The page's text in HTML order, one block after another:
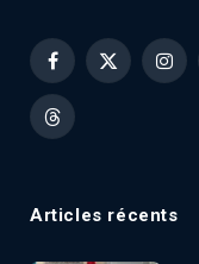
Facebook
X
Threads
Articles récents